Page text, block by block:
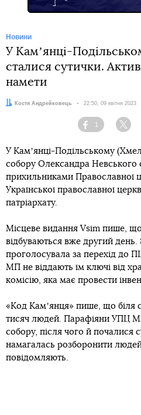
Новини
У Камʼянці-
сталися сутички.
намети
Автор:Костя Андрейковець Дата:
22:50, 09 квітня 2023
Facebook
1
У Камʼянці-Подільському
собору Олександра Невського
прихильниками Православної
Української православної
патріархату.
Місцеве видання Vsim пише,
відбуваються вже другий день.
проголосувала за перехід до
МП не віддають їм ключі від
комісію, яка має провести
«Код Камʼянця» пише, що біля
тисяч людей. Парафіяни УПЦ
собору, після чого й почалися
намагалась розборонити
повідомляють.